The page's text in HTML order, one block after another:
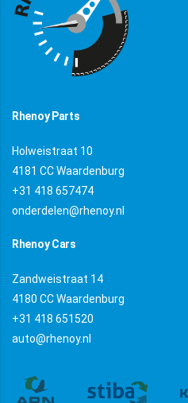
Rhenoy Parts
Holweistraat 10
4181 CC Waardenburg
+31 418 657474
onderdelen@rhenoy.nl
Rhenoy Cars
Zandweistraat 14
4180 CC Waardenburg
+31 418 651520
auto@rhenoy.nl